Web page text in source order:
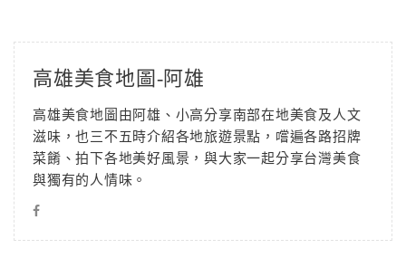
高雄美食地圖-阿雄
高雄美食地圖由阿雄、小高分享南部在地美食及人文
滋味，也三不五時介紹各地旅遊景點，嚐遍各路招牌
菜餚、拍下各地美好風景，與大家一起分享台灣美食
與獨有的人情味。